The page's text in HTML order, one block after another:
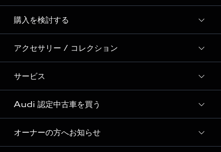
Story of Progress
Audi Sport
Formula 1®
デジタルサービス
ディーラー検索
新車在庫検索
試乗車・展示車検索
見積り依頼
試乗予約
購入を検討する
モデル一覧
特別仕様モデル / 限定モデル
e-tronラインアップ
価格シミュレーション
車両比較
アクセサリー / コレクション
純正アクセサリー
オンラインショップ
Audi collection
アウディナビアプリ
サービス
サービス入庫予約
サービスプログラム
メンテナンス
Audi 認定中古車を買う
Audi認定中古車
オーナーの方へお知らせ